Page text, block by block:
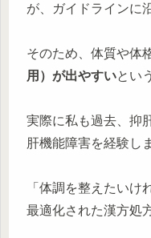
が、ガイドラインに
そのため、体質や体
用）が出やすいとい
実際に私も過去、抑
肝機能障害を経験し
「体調を整えたいけ
最適化された漢方処